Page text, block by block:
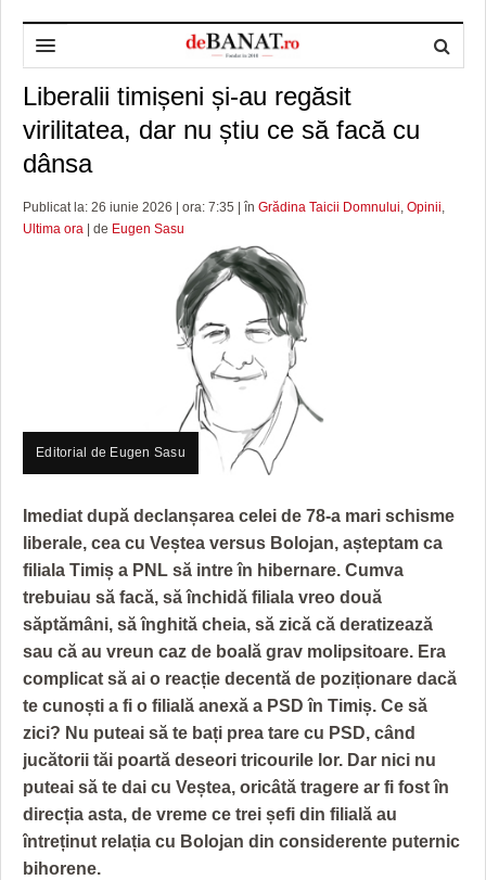
HOME
DESPRE NOI
POLITICA DE COOKIES
POLITICA DE CONFIDENȚIALITATE
ADMINISTRAȚIE
CONSILIUL JUDEŢEAN TIMIŞ
PREFECTURA TIMIŞ
POLITICA
SPORT
FOTBAL JUDETEAN
DOSARELE DEBANAT
ETICA LUCIDITĂȚII ASISTATE
JURNAL DE CAMPANIE
ZÂMBETE AMARE
ZIARISTU’ DE TERASĂ
CU OIŞTEA-N KIERKEGAARD
FINANŢĂRI DE LA A LA Z
PE SURSE
TIMP LIBER ȘI CULTURĂ
ULTRAMARIN VA RECOMANDA
CULTURA
UNDE MERGEM
FILME DOCUMENTARE
CLIPURI VIDEO
JOCURI ONLINE
MAI MULTE
INFO SI UTILE
CULTURA
INVATAMANT
JUSTITIE
FILME DOCUMENTARE
JOCURI ONLINE
Liberalii timișeni și-au regăsit
virilitatea, dar nu știu ce să facă cu
dânsa
Publicat la: 26 iunie 2026 | ora: 7:35 | în Grădina Taicii Domnului, Opinii,
Ultima ora | de Eugen Sasu
Editorial de Eugen Sasu
Imediat după declanșarea celei de 78-a mari schisme
liberale, cea cu Veștea versus Bolojan, așteptam ca
filiala Timiș a PNL să intre în hibernare. Cumva
trebuiau să facă, să închidă filiala vreo două
săptămâni, să înghită cheia, să zică că deratizează
sau că au vreun caz de boală grav molipsitoare. Era
complicat să ai o reacție decentă de poziționare dacă
te cunoști a fi o filială anexă a PSD în Timiș. Ce să
zici? Nu puteai să te bați prea tare cu PSD, când
jucătorii tăi poartă deseori tricourile lor. Dar nici nu
puteai să te dai cu Veștea, oricâtă tragere ar fi fost în
direcția asta, de vreme ce trei șefi din filială au
întreținut relația cu Bolojan din considerente puternic
bihorene.